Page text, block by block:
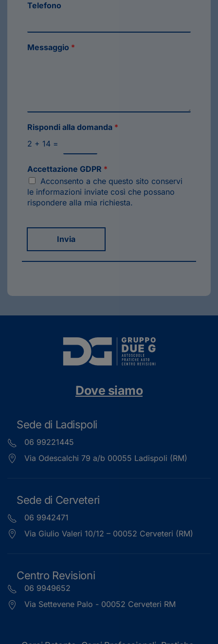
Telefono
Messaggio *
Rispondi alla domanda *
2 + 14 =
Accettazione GDPR *
Acconsento a che questo sito conservi
le informazioni inviate così che possano
rispondere alla mia richiesta.
Invia
Dove siamo
Sede di Ladispoli
06 99221445
Via Odescalchi 79 a/b 00055 Ladispoli (RM)
Sede di Cerveteri
06 9942471
Via Giulio Valeri 10/12 – 00052 Cerveteri (RM)
Centro Revisioni
06 9949652
Via Settevene Palo - 00052 Cerveteri RM